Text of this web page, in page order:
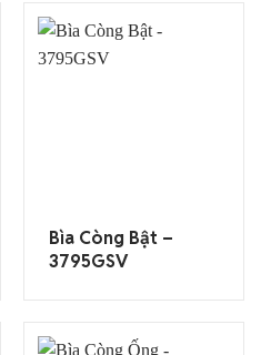
Bìa Còng Bật –
3795GSV